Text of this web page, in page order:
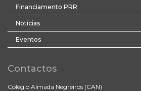
Financiamento PRR
Notícias
Eventos
Contactos
Colégio Almada Negreiros (CAN)